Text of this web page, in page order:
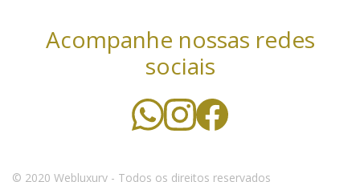
Utilizamos cookies essenciais e tecnologias
semelhantes de acordo com a nossa Política de
Acompanhe nossas redes
sociais
© 2020 Webluxury - Todos os direitos reservados